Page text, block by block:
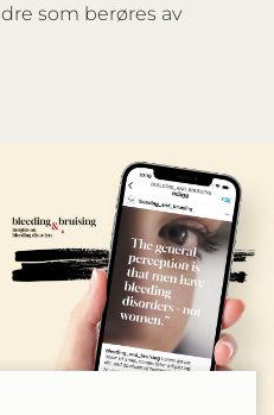
som berøres av